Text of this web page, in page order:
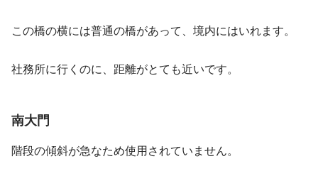
この橋の横には普通の橋があって、境内にはいれます。
社務所に行くのに、距離がとても近いです。
南大門
階段の傾斜が急なため使用されていません。